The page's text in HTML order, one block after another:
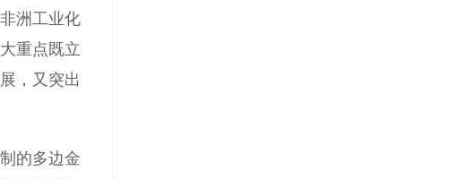
洲工业化
重点既立
，又突出
的多边金